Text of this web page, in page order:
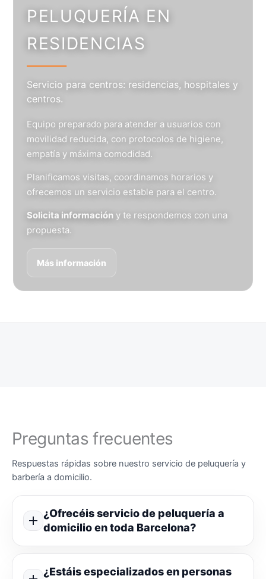
PELUQUERÍA EN
RESIDENCIAS
Servicio para centros: residencias, hospitales y
centros.
Equipo preparado para atender a usuarios con
movilidad reducida, con protocolos de higiene,
empatía y máxima comodidad.
Planificamos visitas, coordinamos horarios y
ofrecemos un servicio estable para el centro.
Solicita información y te respondemos con una
propuesta.
Más información
Preguntas frecuentes
Respuestas rápidas sobre nuestro servicio de peluquería y
barbería a domicilio.
¿Ofrecéis servicio de peluquería a
domicilio en toda Barcelona?
¿Estáis especializados en personas